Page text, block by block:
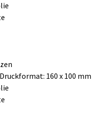
160 x 100 mm